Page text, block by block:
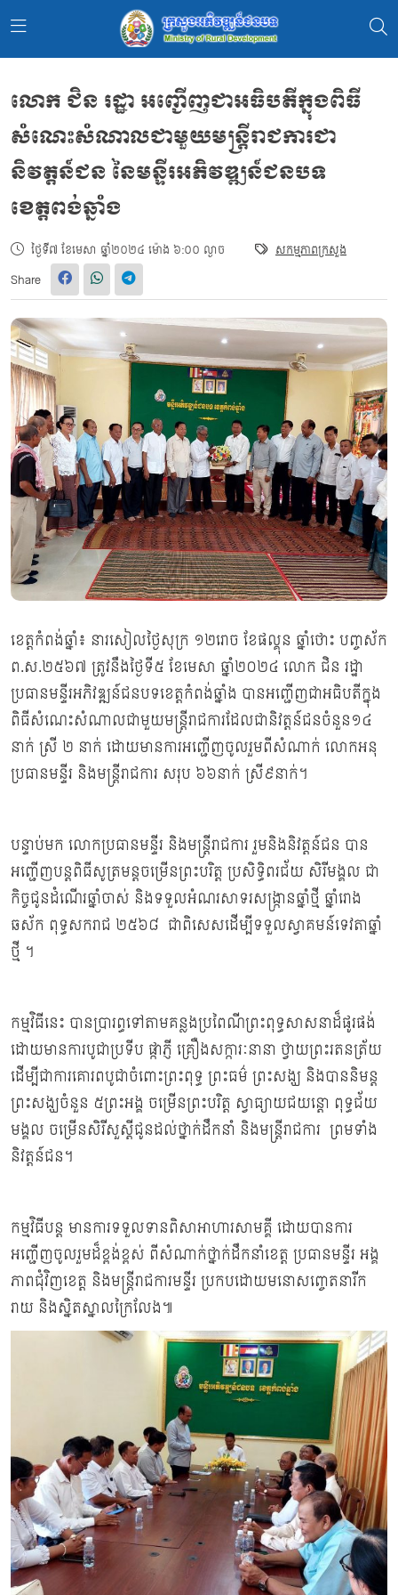
លោក​ ជិន​ រដ្ឋា​ អញ្ជើញជាអធិបតីក្នុងពិធី
សំណេះសំណាលជាមួយមន្ត្រីរាជការជា
និវត្តន៍ជន នៃមន្ទីរអភិវឌ្ឍន៍ជនបទ
ខេត្តពង់ឆ្នាំង
ថ្ងៃទី៧ ខែមេសា ឆ្នាំ២០២៤ ម៉ោង ៦:០០ ល្ងាច សកម្មភាពក្រសួង
Share
ខេត្តកំពង់ឆ្នាំ៖ នារសៀលថ្ងៃសុក្រ ១២រោច ខែផល្គុន ឆ្នាំថោះ បញ្ចស័ក
ព.ស.២៥៦៧ ត្រូវនឹងថ្ងៃទី៥ ខែមេសា ឆ្នាំ២០២៤ លោក​ ជិន​ រដ្ឋា​
ប្រធានមន្ទីរអភិវឌ្ឍន៍ជនបទខេត្តកំពង់ឆ្នាំង បានអញ្ជើញជាអធិបតីក្នុង
ពិធីសំណេះសំណាលជាមួយមន្ត្រីរាជការដែលជានិវត្តន៍ជនចំនួន១៤
នាក់ ស្រី ២ នាក់ ដោយមានការអញ្ជើញចូលរួមពីសំណាក់ លោក​អនុ
ប្រធានមន្ទីរ និងមន្ត្រីរាជការ សរុប​ ៦៦នាក់ ស្រី​៩នាក់។
បន្ទាប់​មក​ លោកប្រធានមន្ទីរ និងមន្រ្តីរាជការ រួមនិងនិវត្តន៍ជន​ បាន
អញ្ជើញបន្តពិធីសូត្រមន្តចម្រើនព្រះបរិត្ត ប្រសិទ្ធិពរជ័យ សិរីមង្គល ជា
កិច្ចជូនដំណើរឆ្នាំចាស់ និងទទួលអំណរសាទរសង្រ្កានឆ្នាំថ្មី ឆ្នាំរោង
ឆស័ក ពុទ្ធសករាជ ២៥៦៨ ជាពិសេសដើម្បីទទួលស្វាគមន៍ទេវតាឆ្នាំ
ថ្មី ។
កម្មវិធីនេះ បានប្រារព្ធទៅតាមគន្លងប្រពៃណីព្រះពុទ្ធសាសនាដ៏ផូរផង់
ដោយមានការបូជាប្រទីប ផ្កាភ្ញី គ្រឿងសក្ការៈនានា ថ្វាយព្រះរតនត្រ័យ
ដើម្បីជាការគោរពបូជាចំពោះព្រះពុទ្ធ ព្រះធម៌ ព្រះសង្ឃ និងបាននិមន្ត
ព្រះសង្ឃចំនួន ៥ព្រះអង្គ ចម្រើនព្រះបរិត្ត ស្វាធ្យាយជយន្តោ ពុទ្ធជ័យ
មង្គល ចម្រើនសិរីសួស្ដី​ជូនដល់ថ្នាក់ដឹកនាំ និងមន្រ្តីរាជការ​ ព្រមទាំង
និវត្តន៍ជន​។
កម្មវិធីបន្ត មានការទទួលទានពិសាអាហារសាមគ្គី ដោយបានការ
អញ្ជើញចូលរួមដ៏ខ្ពង់ខ្ពស់ ពីសំណាក់ថ្នាក់ដឹកនាំខេត្ត ប្រធានមន្ទីរ​ អង្គ
ភាពជុំវិញខេត្ត និងមន្រ្តីរាជការមន្ទីរ ប្រកបដោយមនោសញ្ចេតនារីក
រាយ និងស្និតស្នាលក្រៃលែង៕